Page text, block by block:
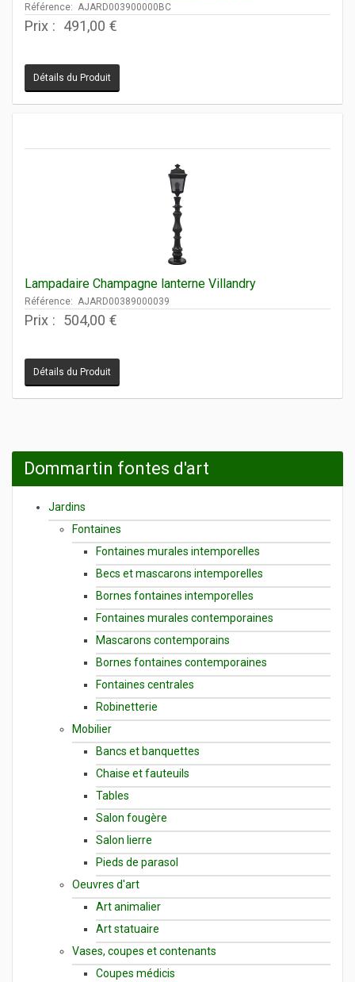
Référence: AJARD003900000BC
Prix : 491,00 €
Détails du Produit
Lampadaire Champagne lanterne Villandry
Référence: AJARD00389000039
Prix : 504,00 €
Détails du Produit
Dommartin fontes d'art
Jardins
Fontaines
Fontaines murales intemporelles
Becs et mascarons intemporelles
Bornes fontaines intemporelles
Fontaines murales contemporaines
Mascarons contemporains
Bornes fontaines contemporaines
Fontaines centrales
Robinetterie
Mobilier
Bancs et banquettes
Chaise et fauteuils
Tables
Salon fougère
Salon lierre
Pieds de parasol
Oeuvres d'art
Art animalier
Art statuaire
Vases, coupes et contenants
Coupes médicis